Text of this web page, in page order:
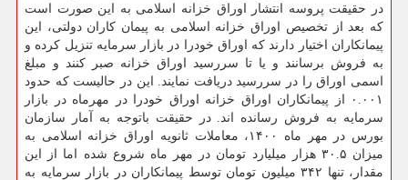
در حقیقت پروسه انتشار اوراق خزانه اسلامی به این صورت است
که بعد از تخصیص اوراق خزانه اسلامی به پیمان کاران دولتی، این
پیمانکاران اختیار دارند که اوراق خودرا در بازار سرمایه تنزیل کرده و
به فروش برسانند و یا تا سررسید اوراق خزانه صبر کنند و مبلغ
اسمی اوراق را در سررسید دریافت نمایند. این در حالیست که حدود
۰.۰۰۱ از پیمانکاران اوراق خزانه اوراق خودرا در مهرماه در بازار
سرمایه به فروش رسانده اند. در حقیقت باتوجه به آمار سازمان
بورس در مهر ماه ۱۴۰۰، معاملات ثانویه اوراق خزانه اسلامی به
میزان ۳۰.۵ هزار میلیارد تومان در مهر ماه شروع شده اما از این
مقدار، تنها ۳۴۲ میلیون تومان توسط پیمانکاران در بازار سرمایه به